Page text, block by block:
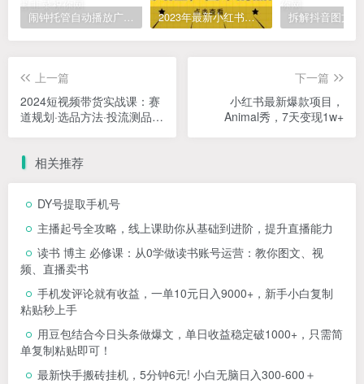
闹钟托管自动播放广告，单机5-10，无需人工操作 2023年最新小红书成人电商项目，简单易操作【详细教程】
上一篇
2024短视频带货实战课：赛
道规划·选品方法·投流测品·
下一篇
小红书最新爆款项目，
Animal秀，7天变现1w+
相关推荐
DY号提取手机号
主播起号全攻略，线上课助你从基础到进阶，提升直播能力
读书 博主 必修课：从0学做读书账号运营：教你图文、视
频、直播卖书
手机发评论就有收益，一单10元日入9000+，新手小白复制
粘贴秒上手
用豆包结合今日头条做爆文，单日收益稳定破1000+，只需简
单复制粘贴即可！
最新快手搬砖挂机，5分钟6元! 小白无脑日入300-600＋